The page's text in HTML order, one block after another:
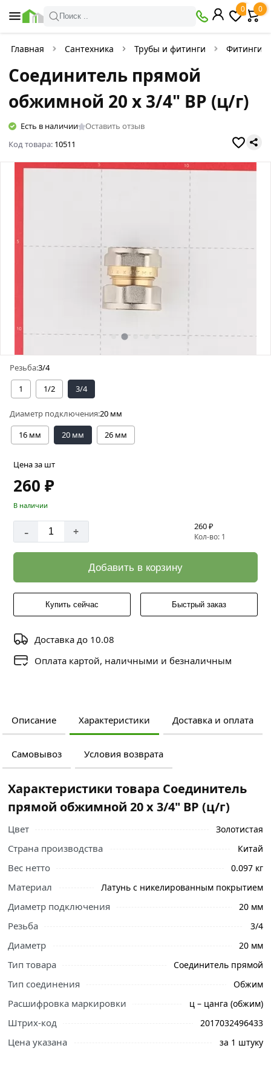
Поиск ..
0 0
Главная Сантехника Трубы и фитинги Фитинги
Соединитель прямой
обжимной 20 х 3/4" ВР (ц/г)
Есть в наличии
Оставить отзыв
Код товара: 10511
Резьба:3/4
1
1/2 3/4
Диаметр подключения:20 мм
16 мм
20 мм 26 мм
Цена за шт
260 ₽
В наличии
- + 260 ₽
Кол-во: 1
Добавить в корзину
Купить сейчас Быстрый заказ
Доставка до 10.08
Оплата картой, наличными и безналичным
Описание Характеристики Доставка и оплата
Самовывоз Условия возврата
Ознакомьтесь с подробными характеристиками,
Характеристики товара Соединитель
прямой обжимной 20 х 3/4" ВР (ц/г)
Цвет Золотистая
Страна производства Китай
Вес нетто 0.097 кг
Материал Латунь с никелированным покрытием
Диаметр подключения 20 мм
Резьба 3/4
Диаметр 20 мм
Тип товара Соединитель прямой
Тип соединения Обжим
Расшифровка маркировки ц – цанга (обжим)
Штрих-код 2017032496433
Цена указана за 1 штуку